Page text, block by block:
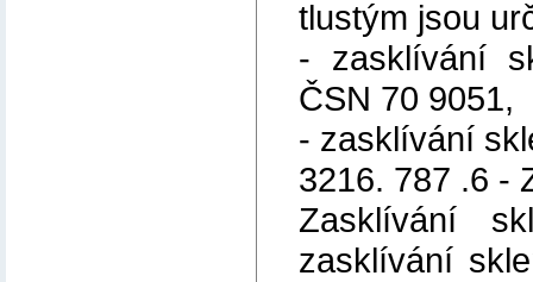
tlustým jsou
- zasklívání
ČSN 70 9051,
- zasklívání
3216. 787 .6 -
Zasklívání
zasklívání